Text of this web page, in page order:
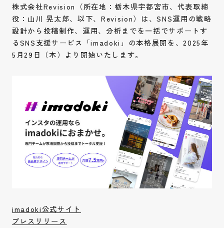
お客様の声 Voice
コラム Column
株式会社Revision（所在地：栃木県宇都宮市、代表取締
役：山川 晃太郎、以下、Revision）は、SNS運用の戦略
設計から投稿制作、運用、分析までを一括でサポートす
るSNS支援サービス「imadoki」の本格展開を、2025年
5月29日（木）より開始いたします。
imadoki公式サイト
プレスリリース